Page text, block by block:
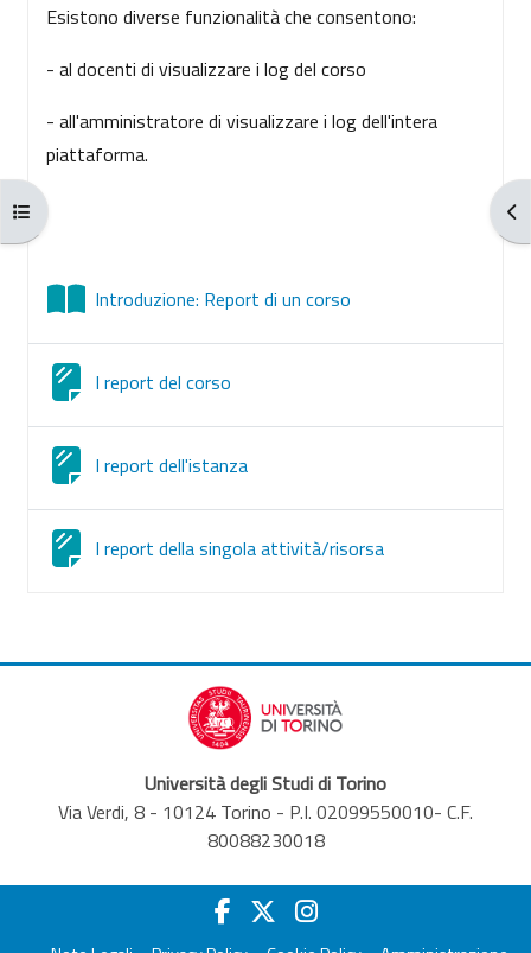
Открыть оглавление курса
Esistono diverse funzionalità che consentono:
- al docenti di visualizzare i log del corso
- all'amministratore di visualizzare i log dell'intera
piattaforma.
Introduzione: Report di un corso
I report del corso
I report dell'istanzaСтраница
I report della singola attività/risorsaСтраница
Università degli Studi di Torino
Via Verdi, 8 - 10124 Torino - P.I. 02099550010- C.F.
80088230018